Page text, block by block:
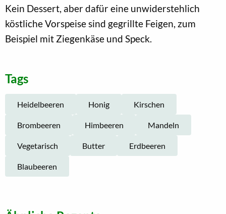
Kein Dessert, aber dafür eine unwiderstehlich
köstliche Vorspeise sind gegrillte Feigen, zum
Beispiel mit Ziegenkäse und Speck.
Tags
Heidelbeeren Honig Kirschen
Brombeeren Himbeeren Mandeln
Vegetarisch Butter Erdbeeren
Blaubeeren